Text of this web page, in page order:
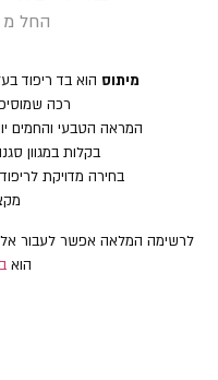
החל מ
מיתוס הוא בד ריפוד
רכה
המראה הטבעי והחמים
בקלות במגוון
בחירה מדויקת
לרשימה המלאה אפשר לעבור אל
הוא